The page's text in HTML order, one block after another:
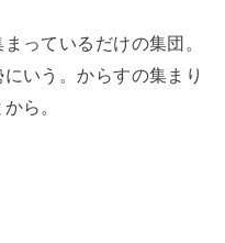
っているだけの集団。
いう。からすの集まり
ら。